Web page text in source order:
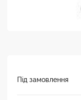
Під замовлення